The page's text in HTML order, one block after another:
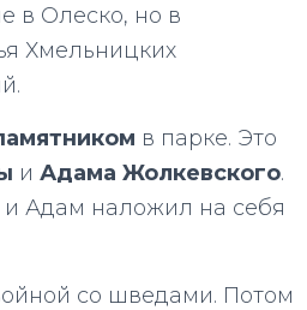
в Олеско, но в
Хмельницких
в парке. Это
и Адама Жолкевского.
Адам наложил на себя
со шведами. Потом